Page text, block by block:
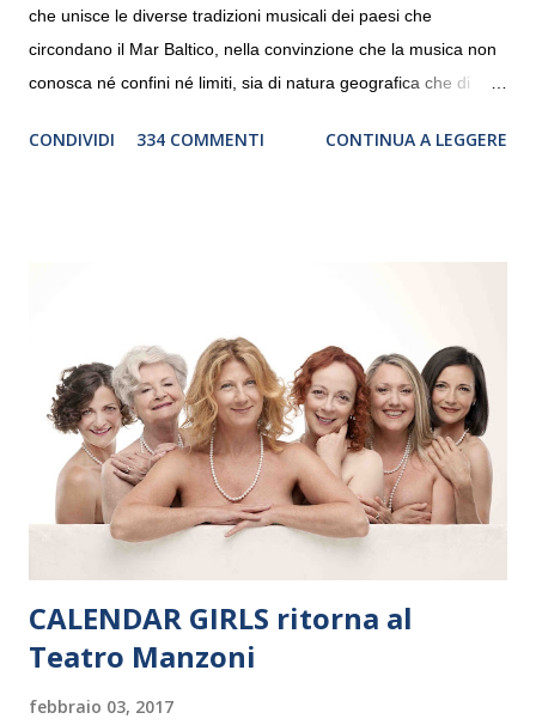
che unisce le diverse tradizioni musicali dei paesi che
circondano il Mar Baltico, nella convinzione che la musica non
conosca né confini né limiti, sia di natura geografica che di
debutterà il 10 settembre a Heiden, in Germania, e toccherà, in
“Settembre dell’Accademia” dove si esibirà per il secondo anno
consecutivo. Il pubblico milanese avrà il piacere di applaudire i
giovani artisti della Baltic Sea Youth Philharmonic per la quarta
volta. L’orchestra, fondata nel 2008 da Kristjan Järvi (affiancato
da un prestigioso consiglio di consulent...
CONDIVIDI 334 COMMENTI CONTINUA A LEGGERE
CALENDAR GIRLS ritorna al
Teatro Manzoni
febbraio 03, 2017